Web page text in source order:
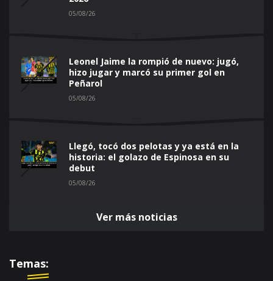
05/08/26
Leonel Jaime la rompió de nuevo: jugó,
hizo jugar y marcó su primer gol en
Peñarol
05/08/26
Llegó, tocó dos pelotas y ya está en la
historia: el golazo de Espinosa en su
debut
05/08/26
Ver más noticias
Temas: